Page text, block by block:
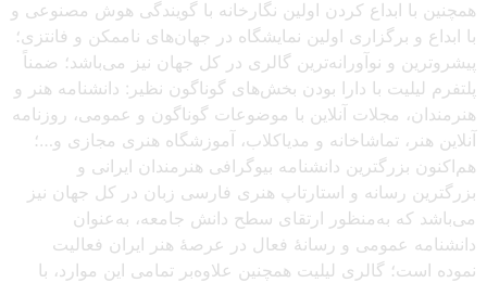
همچنین با ابداع کردن اولین نگارخانه با گویندگی هوش مصنوعی و
با ابداع و برگزاری اولین نمایشگاه در جهان‌های ناممکن و فانتزی؛
پیشروترین و نوآورانه‌ترین گالری در کل جهان نیز می‌باشد؛ ضمناً
پلتفرم لیلیت با دارا بودن بخش‌های گوناگون نظیر: دانشنامه هنر و
هنرمندان، مجلات آنلاین با موضوعات گوناگون و عمومی، روزنامه
آنلاین هنر، تماشاخانه و مدیاکلاب، آموزشگاه هنری مجازی و…؛
هم‌اکنون بزرگترین دانشنامه بیوگرافی هنرمندان ایرانی و
بزرگترین رسانه و استارتاپ هنری فارسی زبان در کل جهان نیز
می‌باشد که به‌منظور ارتقای سطح دانش جامعه، به‌عنوان
دانشنامه عمومی و رسانهٔ فعال در عرصهٔ هنر ایران فعالیت
نموده است؛ گالری لیلیت همچنین علاوه‌بر تمامی این موارد، با